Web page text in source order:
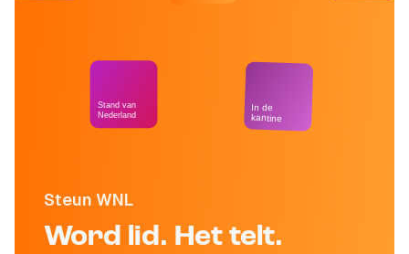
Steun WNL
Word lid. Het telt.
Stand van
Nederland
In de
kantine